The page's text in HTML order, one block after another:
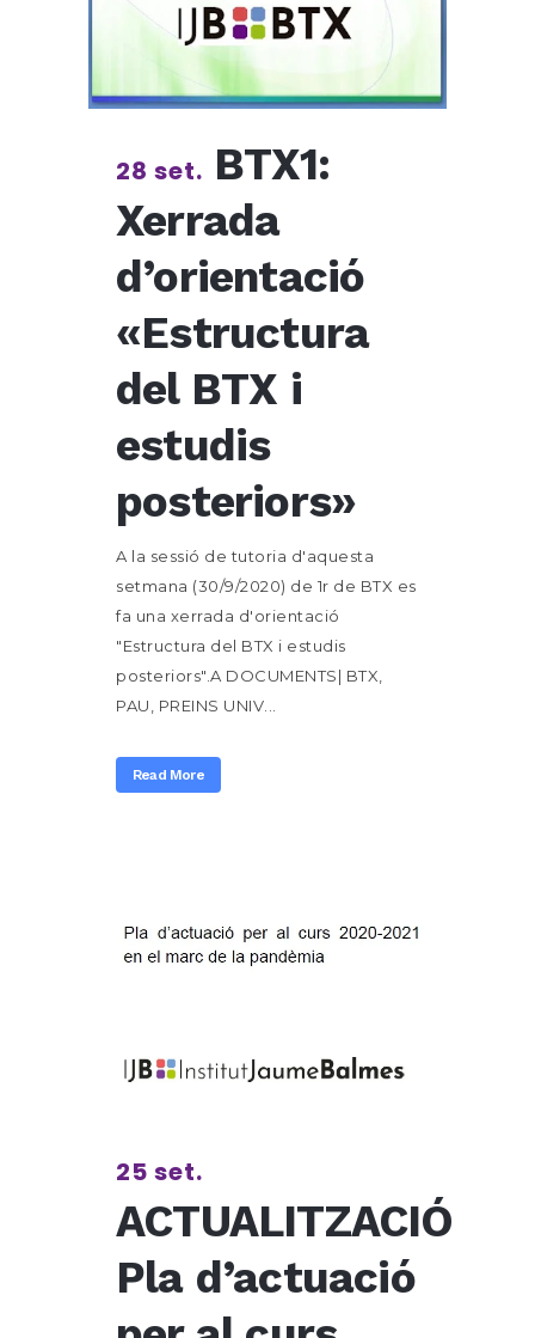
28 set. BTX1:
Xerrada
d’orientació
«Estructura
del BTX i
estudis
posteriors»
A la sessió de tutoria d'aquesta
setmana (30/9/2020) de 1r de BTX es
fa una xerrada d'orientació
"Estructura del BTX i estudis
posteriors".A DOCUMENTS| BTX,
PAU, PREINS UNIV...
Read More
25 set.
ACTUALITZACIÓ
Pla d’actuació